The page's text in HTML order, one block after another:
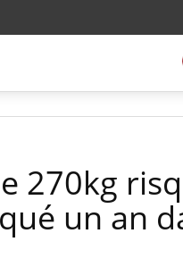
270kg
un an